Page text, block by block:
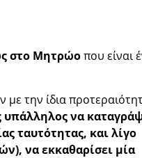
στο Μητρώοπου είναι
την ίδια
υπάλληλος να
ταυτότητας, και λίγο
να εκκαθαρίσει μία